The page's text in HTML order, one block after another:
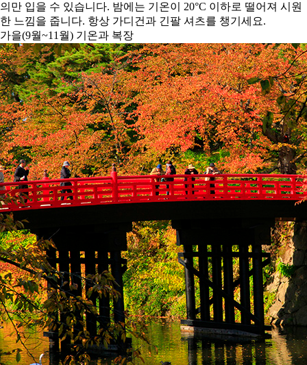
의만 입을 수 있습니다. 밤에는 기온이 20°C 이하로 떨어져 시원
한 느낌을 줍니다. 항상 가디건과 긴팔 셔츠를 챙기세요.
가을(9월~11월) 기온과 복장